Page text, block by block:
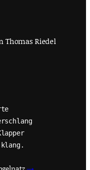
Thomas Riedel